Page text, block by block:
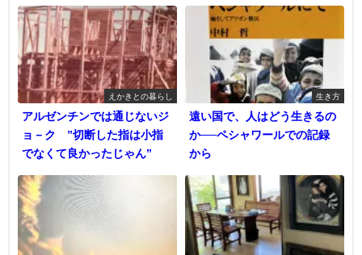
えかきとの暮らし
アルゼンチンでは通じないジ
ョ－ク ”切断した指は小指
でなくて良かったじゃん”
生き方
遠い国で、人はどう生きるの
か──ペシャワールでの記録
から